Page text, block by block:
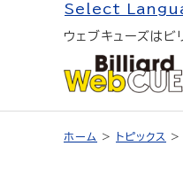
Select
ウェブキューズはビ
ホーム > トピックス >